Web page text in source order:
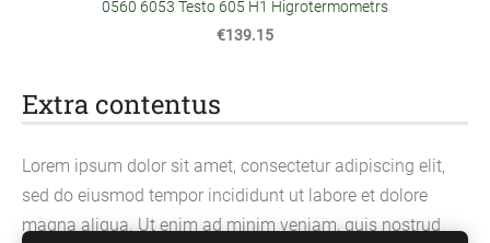
Extra contentus
Lorem ipsum dolor sit amet, consectetur adipiscing elit,
sed do eiusmod tempor incididunt ut labore et dolore
magna aliqua. Ut enim ad minim veniam, quis nostrud
0560 6053 Testo 605 H1 Higrotermometrs
€139.15